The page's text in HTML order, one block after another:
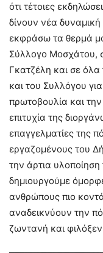
ότι τέτοιες
δίνουν νέα
εκφράσω τα θερμά
Σύλλογο Μοσχάτου,
Γκατζέλη και σε όλα
και του Συλλόγου
πρωτοβουλία και
επιτυχία της
επαγγελματίες της
εργαζομένους του
την άρτια
δημιουργούμε
ανθρώπους πιο
αναδεικνύουν την
ζωντανή και